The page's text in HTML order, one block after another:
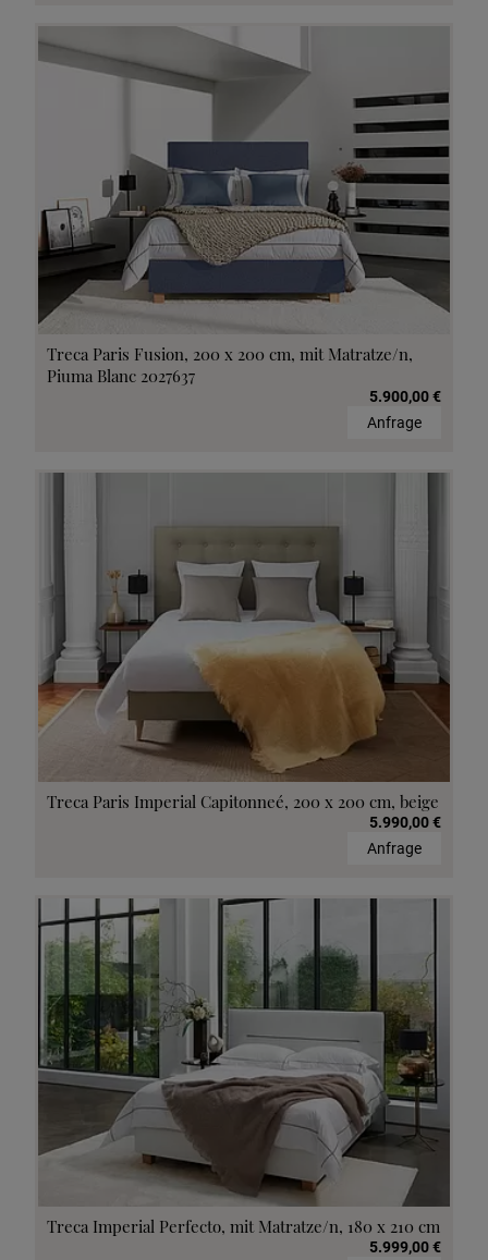
Treca Paris Fusion, 200 x 200 cm, mit Matratze/n,
Piuma Blanc 2027637
5.900,00 €
Anfrage
Treca Paris Imperial Capitonneé, 200 x 200 cm, beige
5.990,00 €
Anfrage
Treca Imperial Perfecto, mit Matratze/n, 180 x 210 cm
5.999,00 €